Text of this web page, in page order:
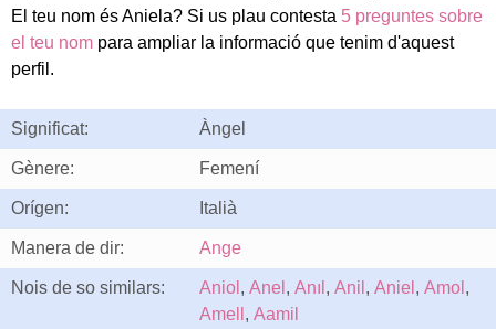
El teu nom és Aniela? Si us plau contesta 5 preguntes sobre
el teu nom para ampliar la informació que tenim d'aquest
perfil.
Significat: Àngel
Gènere: Femení
Orígen: Italià
Manera de dir: Ange
Nois de so similars: Aniol , Anel , Anıl , Anil , Aniel , Amol ,
Amell , Aamil